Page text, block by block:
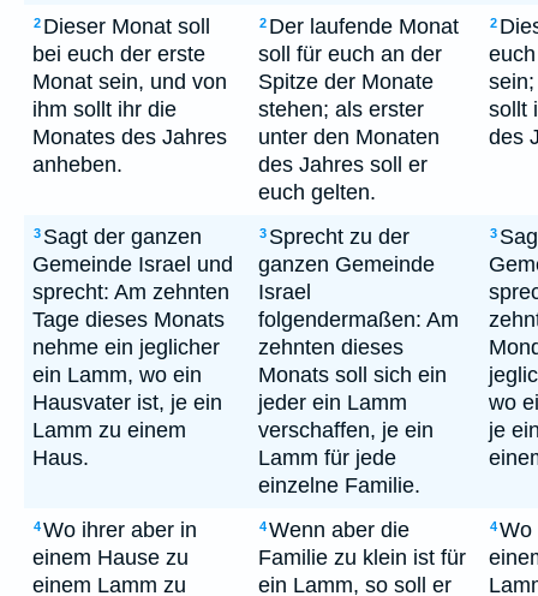
2 Dieser Monat soll
bei euch der erste
Monat sein, und von
ihm sollt ihr die
Monates des Jahres
anheben.
2 Der laufende Monat
soll für euch an der
Spitze der Monate
stehen; als erster
unter den Monaten
des Jahres soll er
euch gelten.
2
sollt
des
3 Sagt der ganzen
Gemeinde Israel und
sprecht: Am zehnten
Tage dieses Monats
nehme ein jeglicher
ein Lamm, wo ein
Hausvater ist, je ein
Lamm zu einem
Haus.
3 Sprecht zu der
ganzen Gemeinde
Israel
folgendermaßen: Am
zehnten dieses
Monats soll sich ein
jeder ein Lamm
verschaffen, je ein
Lamm für jede
einzelne Familie.
3
wo
je
4Wo ihrer aber in
einem Hause zu
einem Lamm zu
4Wenn aber die
Familie zu klein ist für
ein Lamm, so soll er
4Wo